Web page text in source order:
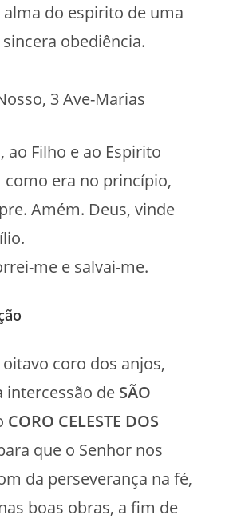
alma do espirito de uma
obediência.
3 Ave-Marias
ao Filho e ao Espirito
como era no princípio,
Amém. Deus, vinde
me e salvai-me.
coro dos anjos,
intercessão de SÃO
CORO CELESTE DOS
que o Senhor nos
da perseverança na fé,
boas obras, a fim de